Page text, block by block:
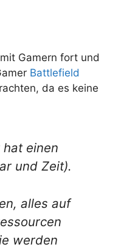
Gamern fort und
Battlefield
da es keine
einen
und Zeit).
alles auf
werden